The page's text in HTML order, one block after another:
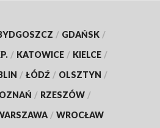
/ GDAŃSK /
/ KATOWICE / KIELCE /
/ ŁÓDŹ / OLSZTYN /
/ RZESZÓW /
/ WROCŁAW